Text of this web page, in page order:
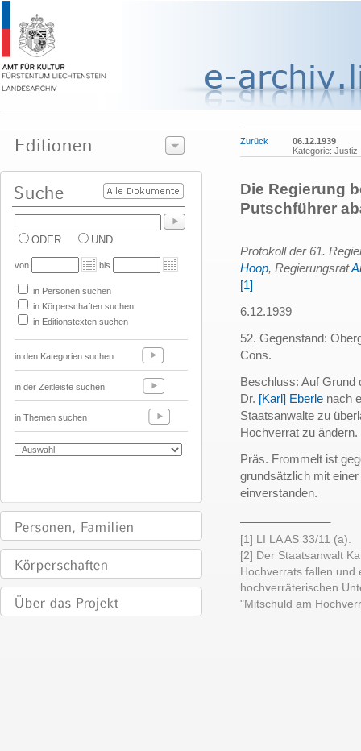
ODER UND
von bis
in Personen suchen
in Körperschaften suchen
in Editionstexten suchen
in den Kategorien suchen
in der Zeitleiste suchen
in Themen suchen
Zurück
06.12.1939
Kategorie: Justiz
Die Regierung
Putschführer
Protokoll der 61.
Hoop, Regierungsrat
[1]
6.12.1939
52. Gegenstand:
Cons.
Beschluss: Auf Grund
Dr. [Karl] Eberle nach
Staatsanwalte zu
Hochverrat zu ändern.
Präs. Frommelt ist
grundsätzlich mit
einverstanden.
[1] LI LA AS 33/11 (a).
[2] Der Staatsanwalt
Hochverrats fallen und
hochverräterischen
"Mitschuld am